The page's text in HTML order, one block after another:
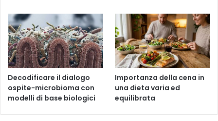
Decodificare il dialogo
ospite-microbioma con
modelli di base biologici
Importanza della cena in
una dieta varia ed
equilibrata